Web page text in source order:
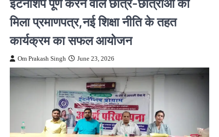
मिला प्रमाणपत्र,नई शिक्षा नीति के तहत
कार्यक्रम का सफल आयोजन
Om Prakash Singh June 23, 2026